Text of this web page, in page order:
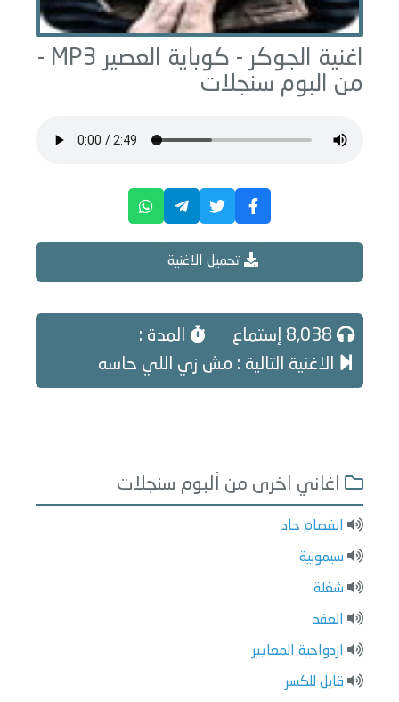
اغنية الجوكر - كوباية العصير
MP3 -
من البوم سنجلات
تحميل الاغنية
المدة :
الاغنية التالية : مش زي اللي حاسه
اغاني اخرى من ألبوم سنجلات
انفصام حاد
سيمونية
شغلة
العقد
ازدواجية المعايير
قابل للكسر